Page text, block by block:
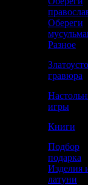
Обереги
Разное
гравюра
игры
Книги
Подбор
подарка
Изделия
латуни